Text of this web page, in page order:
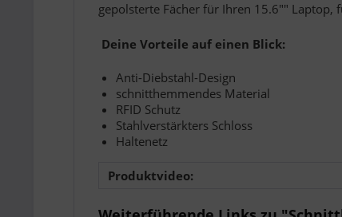
gepolsterte Fächer für Ihren 15.6"" Laptop,
Deine Vorteile auf einen Blick:
Anti-Diebstahl-Design
schnitthemmendes Material
RFID Schutz
Stahlverstärkters Schloss
Haltenetz
Produktvideo: